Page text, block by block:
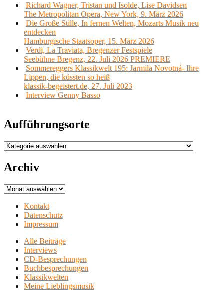
Richard Wagner, Tristan und Isolde, Lise Davidsen
The Metropolitan Opera, New York, 9. März 2026
Die Große Stille, In fernen Welten, Mozarts Musik neu
entdecken
Hamburgische Staatsoper, 15. März 2026
Verdi, La Traviata, Bregenzer Festspiele
Seebühne Bregenz, 22. Juli 2026 PREMIERE
Sommereggers Klassikwelt 195: Jarmila Novotná- Ihre
Lippen, die küssten so heiß
klassik-begeistert.de, 27. Juli 2023
Interview Genny Basso
Aufführungsorte
Aufführungsorte
Archiv
Archiv
Kontakt
Datenschutz
Impressum
Alle Beiträge
Interviews
CD-Besprechungen
Buchbesprechungen
Klassikwelten
Meine Lieblingsmusik